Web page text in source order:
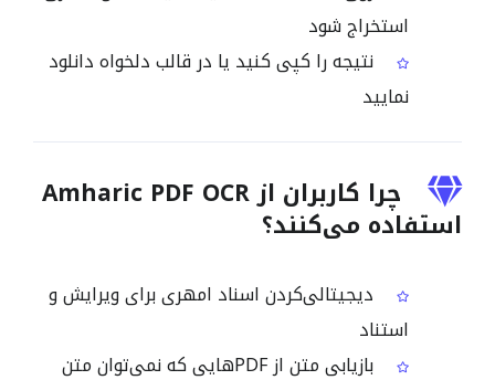
استخراج شود
نتیجه را کپی کنید یا در قالب دلخواه دانلود
نمایید
چرا کاربران از Amharic PDF OCR
استفاده می‌کنند؟
دیجیتالی‌کردن اسناد امهری برای ویرایش و
استناد
بازیابی متن از PDFهایی که نمی‌توان متن